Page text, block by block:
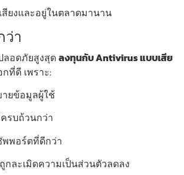
ยงและอยู่ในตลาดมานาน
ว่า
ลอดภัยสูงสุดลงทุนกับ Antivirus แบบเสีย
กที่ดี เพราะ:
ายข้อมูลผู้ใช้
รบถ้วนกว่า
พพอร์ตที่ดีกว่า
กละเมิดความเป็นส่วนตัวลดลง